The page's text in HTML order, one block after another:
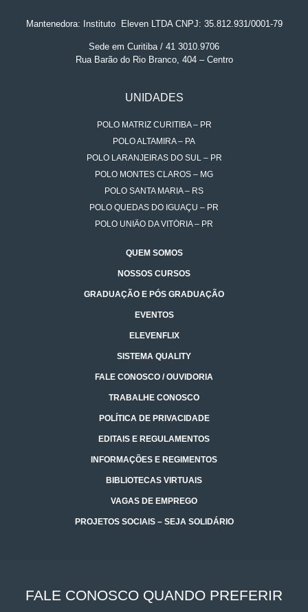
Mantenedora: Instituto. Eleven LTDA CNPJ: 35.812.931/0001-79
Sede em Curitiba / 41 3010.9706
Rua Barão do Rio Branco, 404 – Centro
UNIDADES
POLO MATRIZ CURITIBA – PR
POLO ALTAMIRA – PA
POLO LARANJEIRAS DO SUL – PR
POLO MONTES CLAROS – MG
POLO SANTA MARIA – RS
POLO QUEDAS DO IGUAÇU – PR
POLO UNIÃO DA VITÓRIA – PR
QUEM SOMOS
NOSSOS CURSOS
GRADUAÇÃO E PÓS GRADUAÇÃO
EVENTOS
ELEVENFLIX
SISTEMA QUALITY
FALE CONOSCO / OUVIDORIA
TRABALHE CONOSCO
POLÍTICA DE PRIVACIDADE
EDITAIS E REGULAMENTOS
INFORMAÇÕES E REGIMENTOS
BIBLIOTECAS VIRTUAIS
VAGAS DE EMPREGO
PROJETOS SOCIAIS – SEJA SOLIDÁRIO
FALE CONOSCO QUANDO PREFERIR